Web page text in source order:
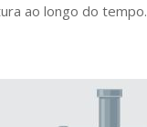
ao longo do tempo.